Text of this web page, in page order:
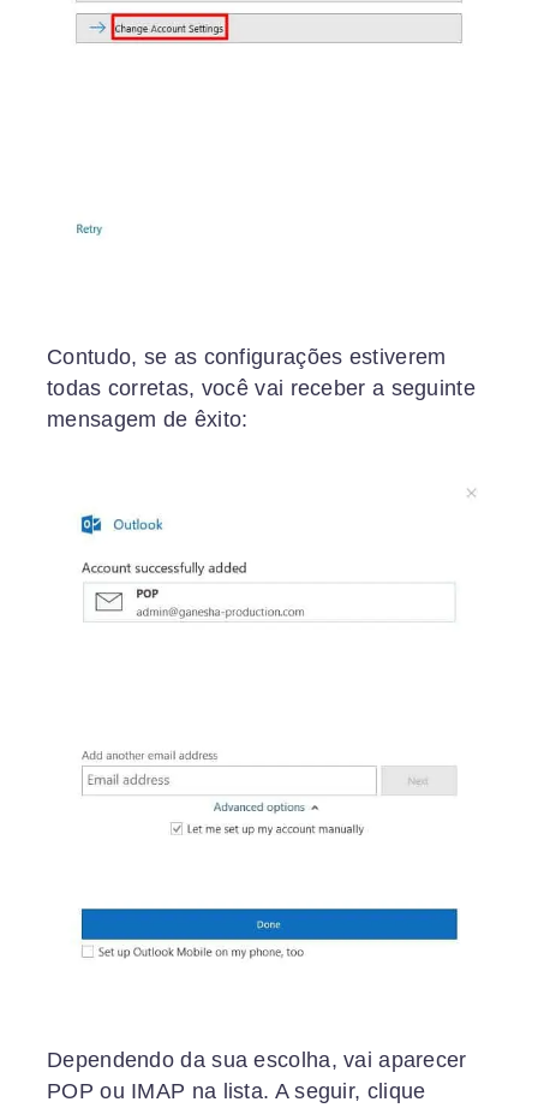
Contudo, se as configurações estiverem
todas corretas, você vai receber a seguinte
mensagem de êxito:
Dependendo da sua escolha, vai aparecer
POP ou IMAP na lista. A seguir, clique